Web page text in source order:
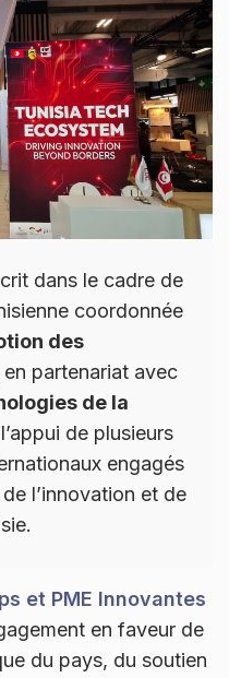
dans le cadre de
coordonnée
des
en partenariat avec
de la
de plusieurs
engagés
l’innovation et de
et PME Innovantes
en faveur de
du pays, du soutien